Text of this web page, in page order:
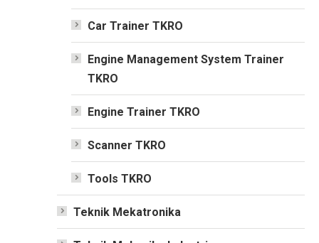
Car Trainer TKRO
Engine Management System Trainer
TKRO
Engine Trainer TKRO
Scanner TKRO
Tools TKRO
Teknik Mekatronika